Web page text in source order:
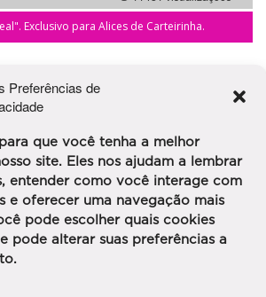
Preferências de
que você tenha a melhor
site. Eles nos ajudam a lembrar
entender como você interage com
e oferecer uma navegação mais
pode escolher quais cookies
pode alterar suas preferências a
Exclusivo para Alices de Carteirinha.
CURITIBA